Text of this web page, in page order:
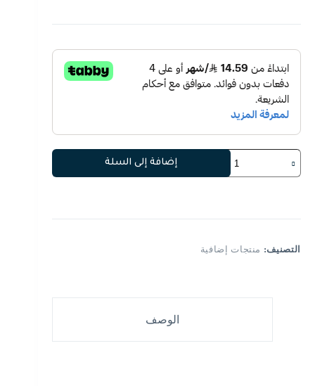
كمية
بيورفل
S-
إضافة إلى السلة
التصنيف: منتجات إضافية
الوصف